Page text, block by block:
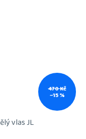
470 Kč
–15 %
vlas JL